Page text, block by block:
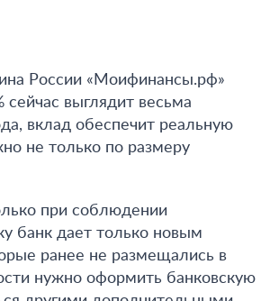
России «Моифинансы.рф»
выглядит весьма
вклад обеспечит реальную
не только по размеру
при соблюдении
банк дает только новым
ранее не размещались в
нужно оформить банковскую